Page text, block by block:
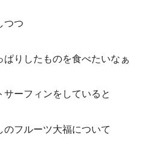
つつ
りしたものを食べたいなぁ
ーフィンをしていると
フルーツ大福について